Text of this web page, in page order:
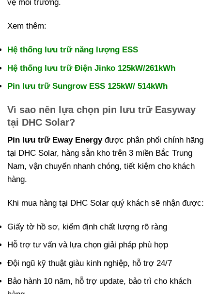
vệ môi trường.
Xem thêm:
Hệ thống lưu trữ năng lượng ESS
Hệ thống lưu trữ Điện Jinko 125kW/261kWh
Pin lưu trữ Sungrow ESS 125kW/ 514kWh
Vì sao nên lựa chọn pin lưu trữ Easyway
tại DHC Solar?
Pin lưu trữ Eway Energyđược phân phối chính hãng
tại DHC Solar, hàng sẵn kho trên 3 miền Bắc Trung
Nam, vận chuyển nhanh chóng, tiết kiệm cho khách
hàng.
Khi mua hàng tại DHC Solar quý khách sẽ nhận được:
Giấy tờ hồ sơ, kiểm định chất lượng rõ ràng
Hỗ trợ tư vấn và lựa chọn giải pháp phù hợp
Đội ngũ kỹ thuật giàu kinh nghiệp, hỗ trợ 24/7
Bảo hành 10 năm, hỗ trợ update, bảo trì cho khách